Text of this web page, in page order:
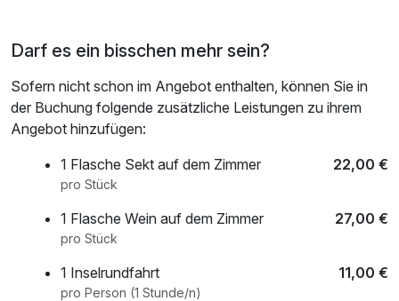
Darf es ein bisschen mehr sein?
Sofern nicht schon im Angebot enthalten, können Sie in
der Buchung folgende zusätzliche Leistungen zu ihrem
Angebot hinzufügen:
1 Flasche Sekt auf dem Zimmer
22,00 €
pro Stück
1 Flasche Wein auf dem Zimmer 27,00 €
pro Stück
1 Inselrundfahrt 11,00 €
pro Person (1 Stunde/n)